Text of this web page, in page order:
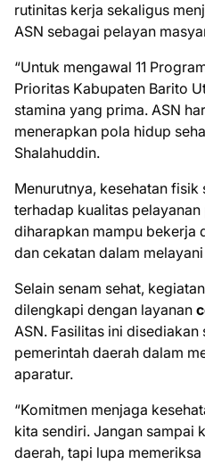
rutinitas kerja sekaligus
ASN sebagai pelayan
“Untuk mengawal 11
Prioritas Kabupaten Barito
stamina yang prima. ASN
menerapkan pola hidup
Shalahuddin.
Menurutnya, kesehatan
terhadap kualitas
diharapkan mampu bekerja
dan cekatan dalam
Selain senam sehat,
dilengkapi dengan layanan
ASN. Fasilitas ini
pemerintah daerah dalam
aparatur.
“Komitmen menjaga
kita sendiri. Jangan sampai
daerah, tapi lupa